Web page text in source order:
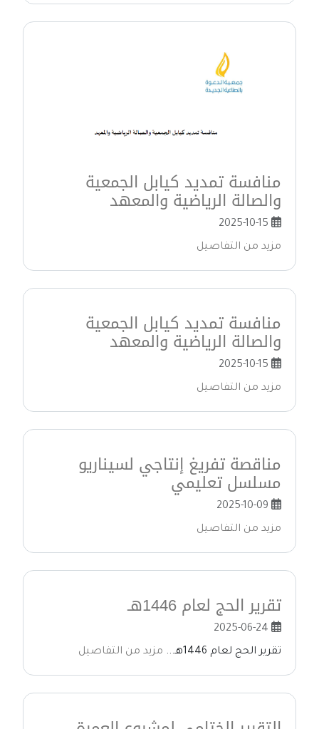
منافسة تمديد كيابل الجمعية
والصالة الرياضية والمعهد
مزيد من التفاصيل
منافسة تمديد كيابل الجمعية
والصالة الرياضية والمعهد
مزيد من التفاصيل
مناقصة تفريغ إنتاجي لسيناريو
مسلسل تعليمي
مزيد من التفاصيل
تقرير الحج لعام 1446هـ
تقرير الحج لعام 1446هـ...
مزيد من التفاصيل